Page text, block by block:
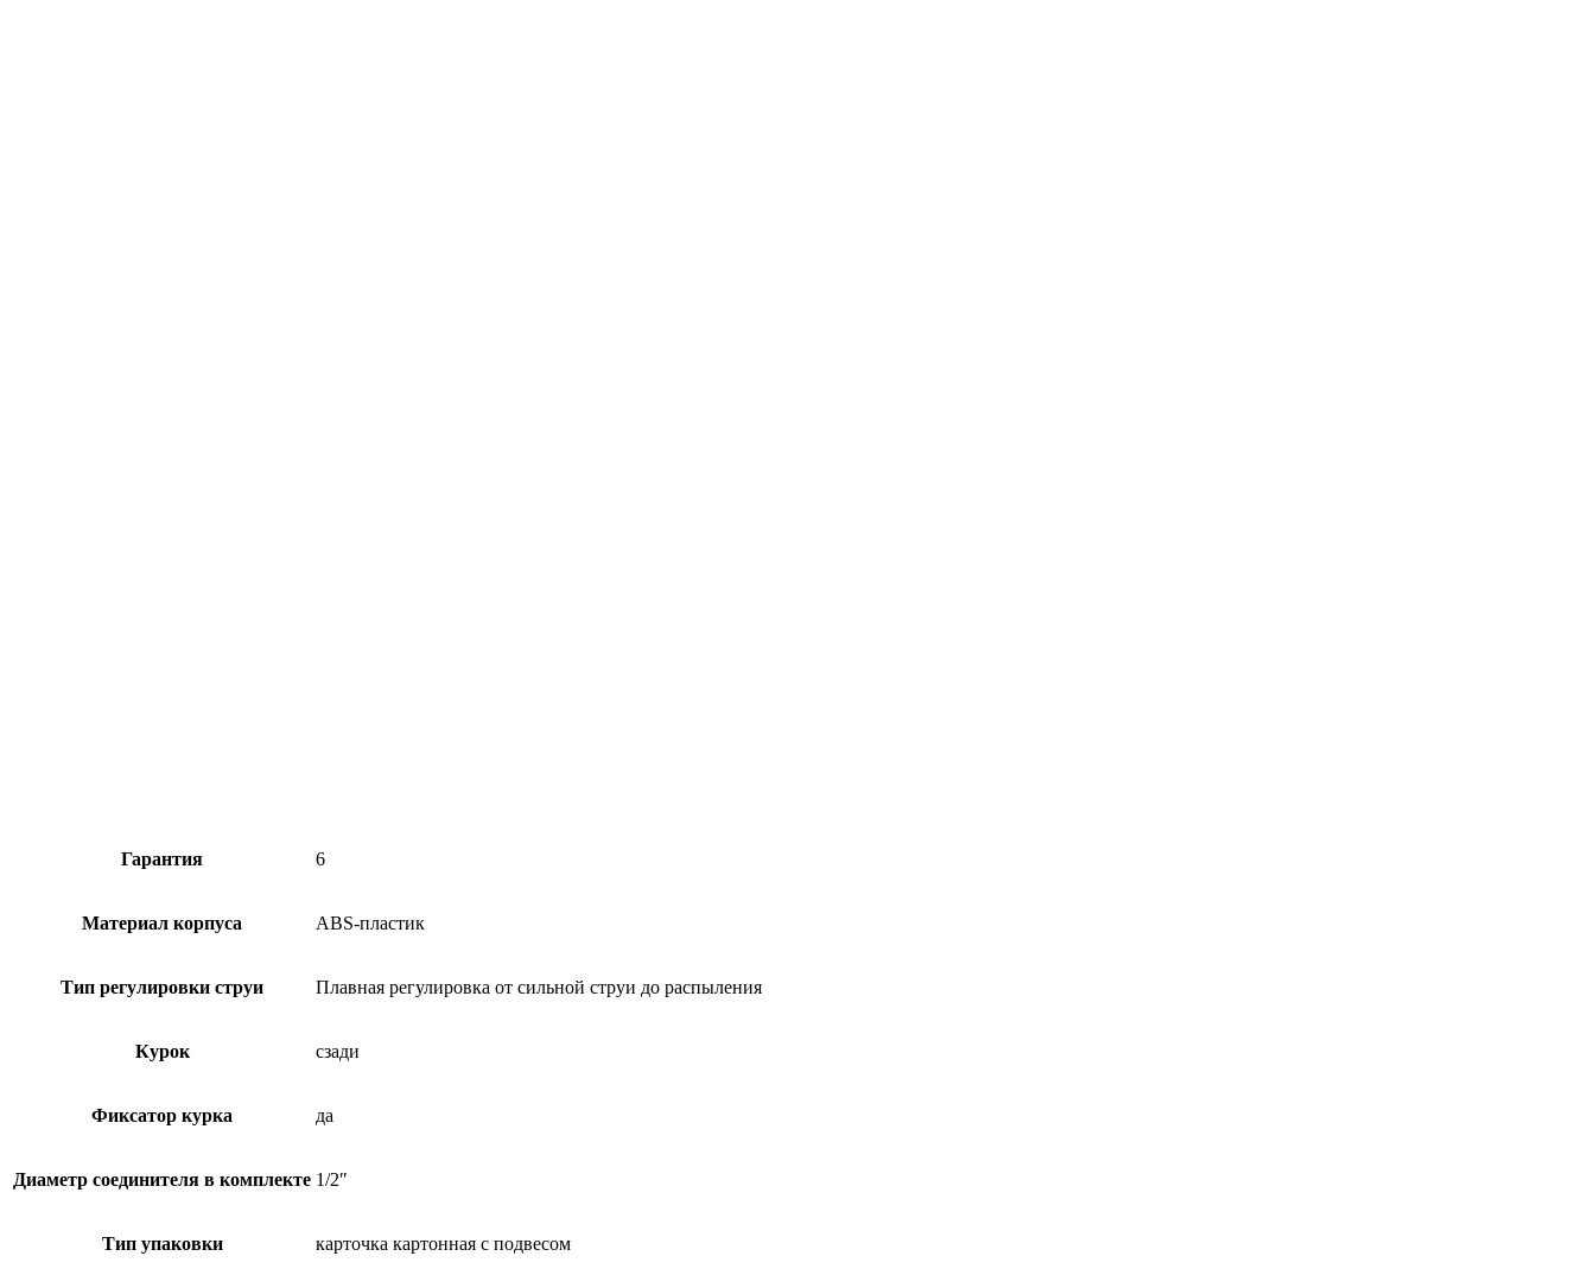
Гарантия 6
Материал корпуса ABS-пластик
Тип регулировки струи Плавная регулировка от сильной струи до распыления
Курок сзади
Фиксатор курка да
Диаметр соединителя в комплекте 1/2″
Тип упаковки карточка картонная с подвесом